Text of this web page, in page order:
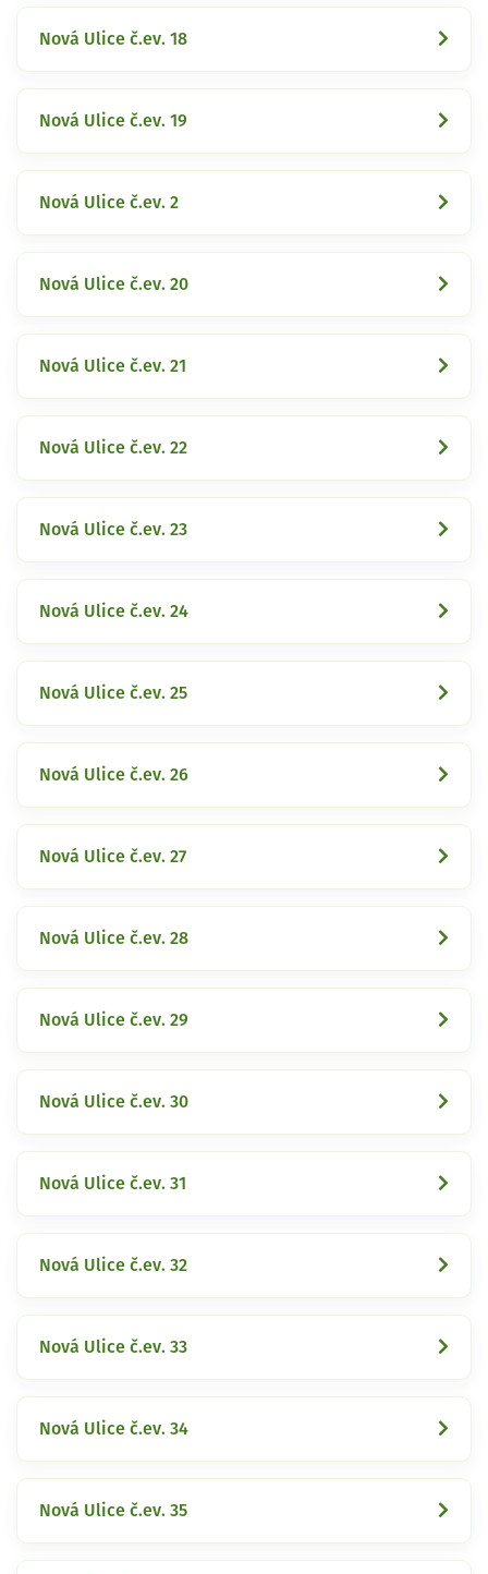
Nová Ulice č.ev. 18
Nová Ulice č.ev. 19
Nová Ulice č.ev. 2
Nová Ulice č.ev. 20
Nová Ulice č.ev. 21
Nová Ulice č.ev. 22
Nová Ulice č.ev. 23
Nová Ulice č.ev. 24
Nová Ulice č.ev. 25
Nová Ulice č.ev. 26
Nová Ulice č.ev. 27
Nová Ulice č.ev. 28
Nová Ulice č.ev. 29
Nová Ulice č.ev. 30
Nová Ulice č.ev. 31
Nová Ulice č.ev. 32
Nová Ulice č.ev. 33
Nová Ulice č.ev. 34
Nová Ulice č.ev. 35